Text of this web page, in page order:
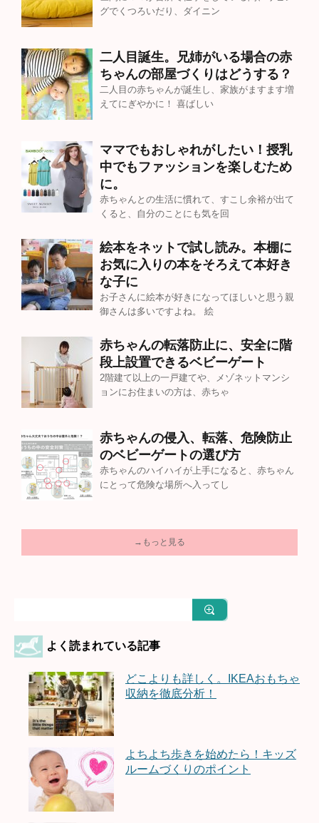
グでくつろいだり、ダイニン
二人目誕生。兄姉がいる場合の赤
ちゃんの部屋づくりはどうする？
二人目の赤ちゃんが誕生し、家族がますます増
えてにぎやかに！ 喜ばしい
ママでもおしゃれがしたい！授乳
中でもファッションを楽しむため
に。
赤ちゃんとの生活に慣れて、すこし余裕が出て
くると、自分のことにも気を回
絵本をネットで試し読み。本棚に
お気に入りの本をそろえて本好き
な子に
お子さんに絵本が好きになってほしいと思う親
御さんは多いですよね。 絵
赤ちゃんの転落防止に、安全に階
段上設置できるベビーゲート
2階建て以上の一戸建てや、メゾネットマンシ
ョンにお住まいの方は、赤ちゃ
赤ちゃんの侵入、転落、危険防止
のベビーゲートの選び方
赤ちゃんのハイハイが上手になると、赤ちゃん
にとって危険な場所へ入ってし
→もっと見る
よく読まれている記事
どこよりも詳しく。IKEAおもちゃ
収納を徹底分析！
よちよち歩きを始めたら！キッズ
ルームづくりのポイント